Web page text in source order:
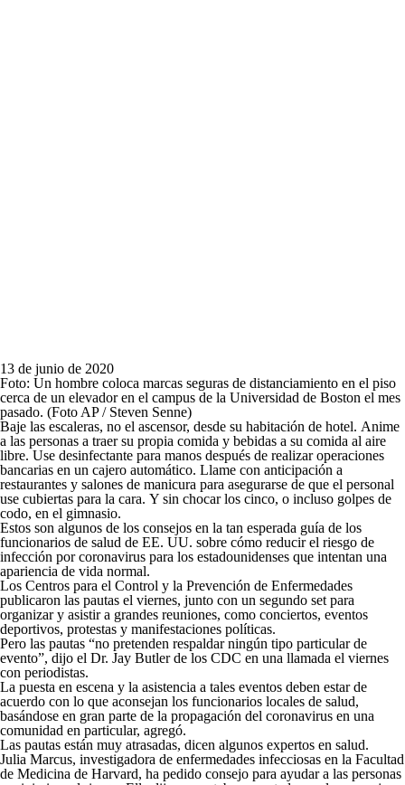
13 de junio de 2020
Foto: Un hombre coloca marcas seguras de distanciamiento en el piso
cerca de un elevador en el campus de la Universidad de Boston el mes
pasado. (Foto AP / Steven Senne)
Baje las escaleras, no el ascensor, desde su habitación de hotel. Anime
a las personas a traer su propia comida y bebidas a su comida al aire
libre. Use desinfectante para manos después de realizar operaciones
bancarias en un cajero automático. Llame con anticipación a
restaurantes y salones de manicura para asegurarse de que el personal
use cubiertas para la cara. Y sin chocar los cinco, o incluso golpes de
codo, en el gimnasio.
Estos son algunos de los consejos en la tan esperada guía de los
funcionarios de salud de EE. UU. sobre cómo reducir el riesgo de
infección por coronavirus para los estadounidenses que intentan una
apariencia de vida normal.
Los Centros para el Control y la Prevención de Enfermedades
publicaron las pautas el viernes, junto con un segundo set para
organizar y asistir a grandes reuniones, como conciertos, eventos
deportivos, protestas y manifestaciones políticas.
Pero las pautas “no pretenden respaldar ningún tipo particular de
evento”, dijo el Dr. Jay Butler de los CDC en una llamada el viernes
con periodistas.
La puesta en escena y la asistencia a tales eventos deben estar de
acuerdo con lo que aconsejan los funcionarios locales de salud,
basándose en gran parte de la propagación del coronavirus en una
comunidad en particular, agregó.
Las pautas están muy atrasadas, dicen algunos expertos en salud.
Julia Marcus, investigadora de enfermedades infecciosas en la Facultad
de Medicina de Harvard, ha pedido consejo para ayudar a las personas